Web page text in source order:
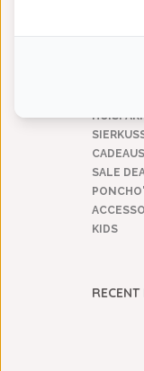
CADEAUS
SALE
KIDS
RECENT